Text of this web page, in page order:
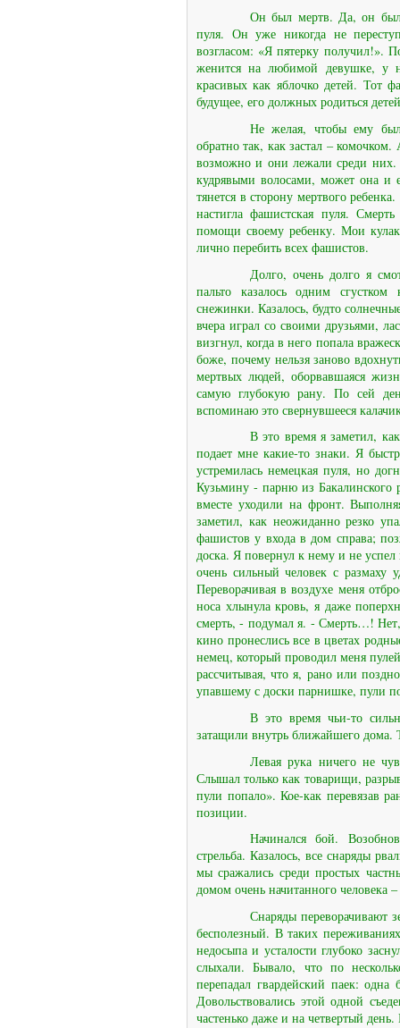
Он был мертв. Да, он был
пуля. Он уже никогда не
возгласом: «Я пятерку получил!».
женится на любимой девушке, у
красивых как яблочко детей. Тот
будущее, его должных родиться
Не желая, чтобы ему
обратно так, как застал –
возможно и они лежали среди
кудрявыми волосами, может она и
тянется в сторону мертвого
настигла фашистская пуля.
помощи своему ребенку. Мои
лично перебить всех фашистов.
Долго, очень долго я
пальто казалось одним
снежинки. Казалось, будто
вчера играл со своими друзьями,
визгнул, когда в него попала
боже, почему нельзя заново
мертвых людей, оборвавшаяся
самую глубокую рану. По сей
вспоминаю это свернувшееся
В это время я заметил,
подает мне какие-то знаки. Я
устремилась немецкая пуля, но
Кузьмину - парню из
вместе уходили на фронт.
заметил, как неожиданно резко
фашистов у входа в дом справа;
доска. Я повернул к нему и не успел
очень сильный человек с размаху
Переворачивая в воздухе меня
носа хлынула кровь, я даже
смерть, - подумал я. - Смерть…!
кино пронеслись все в цветах
немец, который проводил меня
рассчитывая, что я, рано или
упавшему с доски парнишке, пули
В это время чьи-то
затащили внутрь ближайшего
Левая рука ничего не
Слышал только как товарищи,
пули попало». Кое-как перевязав
позиции.
Начинался бой.
стрельба. Казалось, все снаряды
мы сражались среди простых
домом очень начитанного человека
Снаряды переворачивают
бесполезный. В таких
недосыпа и усталости глубоко
слыхали. Бывало, что по
перепадал гвардейский паек:
Довольствовались этой одной
частенько даже и на четвертый